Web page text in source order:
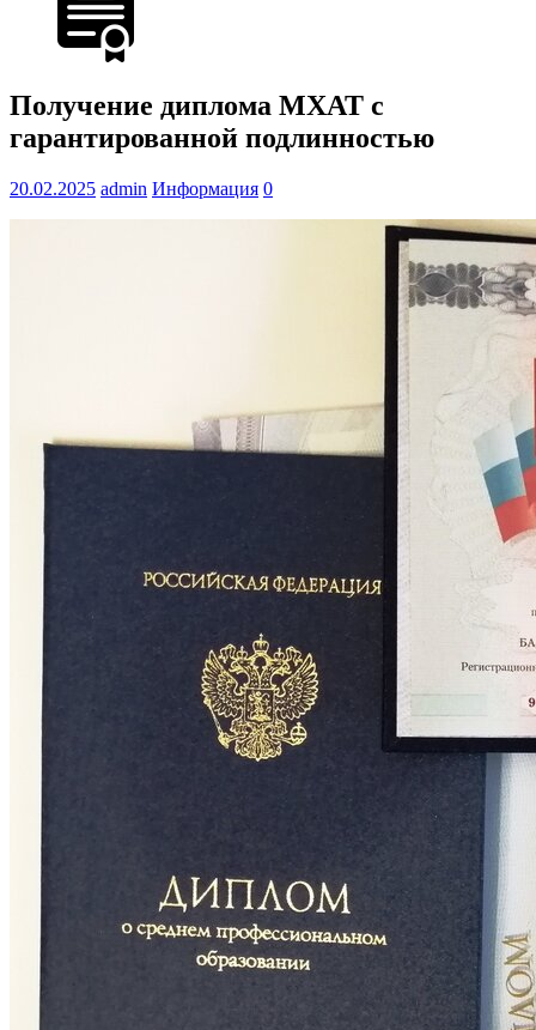
Получение диплома МХАТ с
гарантированной подлинностью
20.02.2025 admin Информация 0